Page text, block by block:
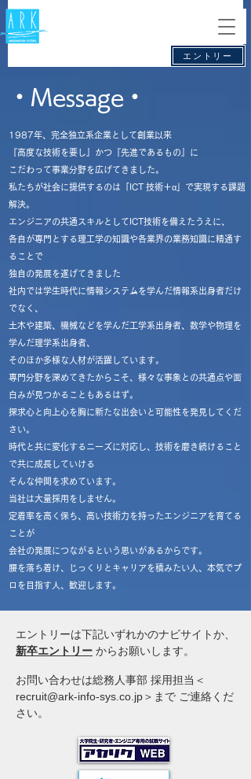
エントリー
・Message・
1987年、完全独立系企業として創業以来
『高度な技術を要し』かつ『先進であるもの』に
こだわって事業分野を広げてきました。
私たちが社会に提供するのは「ICT 技術＋α 」で実現する課題
解決。
エンジニアの共通スキルとしてICT技術を備えたうえに、
各自が専門とする理工学の知識や各業界の業務知識に精通す
ることで
独自の発展を遂げてきました
社内では学生時代に情報システムを学んだ情報系出身者だけ
でなく、
土木や建築、機械などを学んだ工学系出身者、数学や物理を
学んだ理学系出身者、
そのほか多様な人材が活躍しています。
専門分野を深めてきたからこそ、様々な事象との共通点や面
白みが見つかることもあるはず。
探求心と向上心を胸に新たな出会いと可能性を発見してくだ
さい。
時代と共に変化するニーズに対応し、技術を磨き続けること
で共に成長していける
そんな仲間を求めています。
当社は大量採用をしません。
定着率を高く保ち、高い技術力を持ったエンジニアを育てる
ことが
会社の発展につながるという思いがあるからです。
腰を落ち着け、じっくりとキャリアを積みたい人、本気でプ
ロを目指す人、歓迎します。
エントリーは下記いずれかのナビサイトか、
新卒エントリー からお願いします。
​お問い合わせは総務人事部 採用担当＜
recruit@ark-info-sys.co.jp＞まで ご連絡くだ
さい。